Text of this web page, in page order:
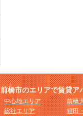
前橋市のエリアで賃貸ア
中心地エリア
総社エリア
前橋
箱田